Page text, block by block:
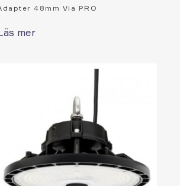
48mm Via PRO
mer